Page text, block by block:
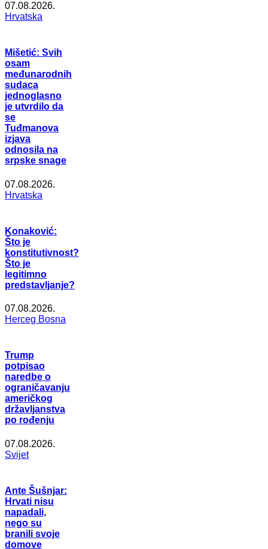
07.08.2026.
Hrvatska
Mišetić: Svih
osam
međunarodnih
sudaca
jednoglasno
je utvrdilo da
se
Tuđmanova
izjava
odnosila na
srpske snage
07.08.2026.
Hrvatska
Konaković:
Što je
konstitutivnost?
Što je
legitimno
predstavljanje?
07.08.2026.
Herceg Bosna
Trump
potpisao
naredbe o
ograničavanju
američkog
državljanstva
po rođenju
07.08.2026.
Svijet
Ante Šušnjar:
Hrvati nisu
napadali,
nego su
branili svoje
domove